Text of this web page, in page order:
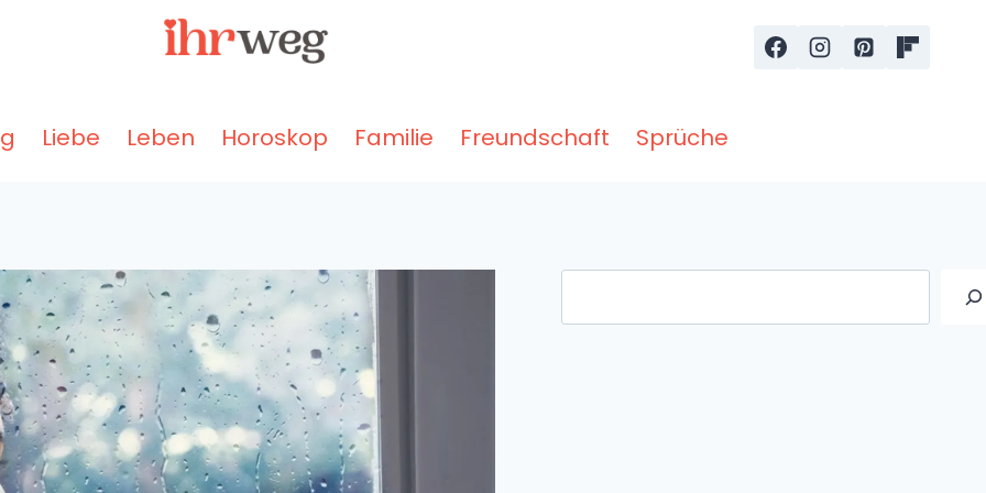
Liebe Leben Horoskop Familie Freundschaft Sprüche